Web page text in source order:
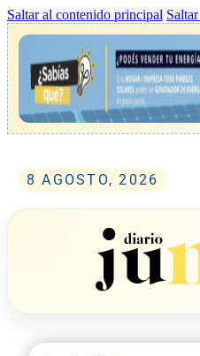
Saltar al contenido principal
8 AGOSTO, 2026